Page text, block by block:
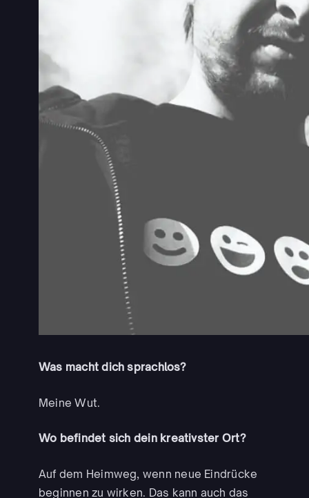
Was macht dich sprachlos?
Meine Wut.
Wo befindet sich dein kreativster Ort?
Auf dem Heimweg, wenn neue Eindrücke
beginnen zu wirken. Das kann auch das